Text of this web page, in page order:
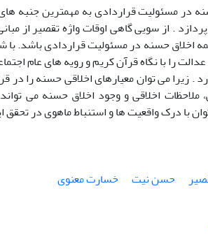
در مسئولیت قراردادی به مهمترین جنبه
. از سویی گاهی اوقات واژه تقصیر
اخلاق حسنه در مسئولیت قراردادی باشد.
را با نگاه قرآن کریم و رویه های عام
. زیرا می توان معیارهای اخلاقی حسنه را در
اخلاقی و وجود اخلاق حسنه می
با درک واقعیت ها و استنباط ماهوی در
حسن نیت
خسارت معنوی